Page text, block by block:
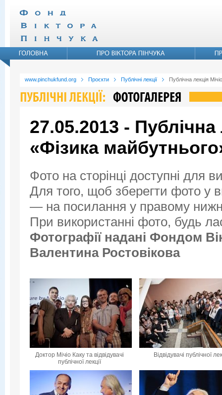
www.pinchukfund.org Проєкти Публічні лекції Публічна лекція
27.05.2013 - Публічна
«Фізика
Фото на сторінці доступні для
Для того, щоб зберегти фото у
— на посилання у правому
При використанні фото, будь
Фотографії надані Фондом
Валентина Ростовікова
Доктор Мічіо Каку та відвідувачі
публічної лекції
Відвідувачі публічної